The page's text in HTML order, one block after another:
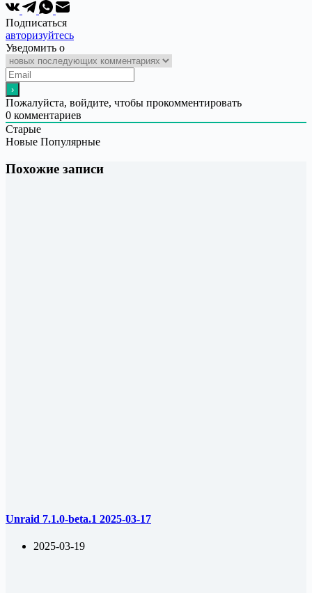
Подписаться
авторизуйтесь
Уведомить о
Пожалуйста, войдите, чтобы прокомментировать
0 комментариев
Старые
Новые Популярные
Похожие записи
Unraid 7.1.0-beta.1 2025-03-17
2025-03-19